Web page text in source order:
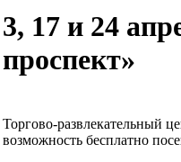
3, 17 и 24
проспект»
Торгово-развлекательный
возможность бесплатно